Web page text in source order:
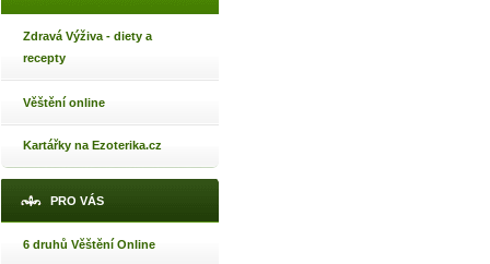
Zdravá Výživa - diety a
recepty
Věštění online
Kartářky na Ezoterika.cz
PRO VÁS
6 druhů Věštění Online